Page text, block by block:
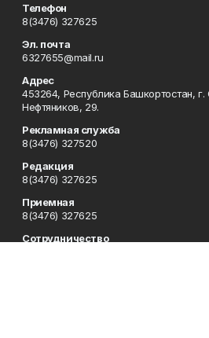
Телефон
8(3476) 327625
Эл. почта
6327655@mail.ru
Адрес
453264, Республика Башкортостан, г.
Нефтяников, 29.
Рекламная служба
8(3476) 327520
Редакция
8(3476) 327625
Приемная
8(3476) 327625
Сотрудничество